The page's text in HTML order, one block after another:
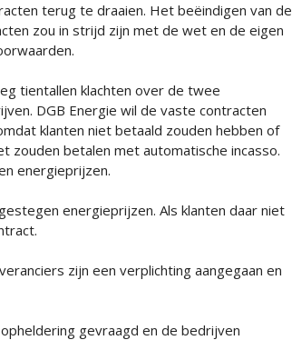
terug te draaien. Het beëindigen van de
zou in strijd zijn met de wet en de eigen
tientallen klachten over de twee
DGB Energie wil de vaste contracten
klanten niet betaald zouden hebben of
zouden betalen met automatische incasso.
energieprijzen.
energieprijzen. Als klanten daar niet
zijn een verplichting aangegaan en
gevraagd en de bedrijven